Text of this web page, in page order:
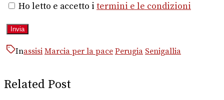
Ho letto e accetto i termini e le condizioni
Inassisi Marcia per la pace Perugia Senigallia
Related Post